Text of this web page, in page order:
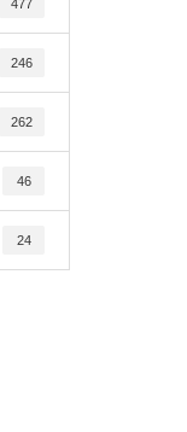
477
246
262
46
24